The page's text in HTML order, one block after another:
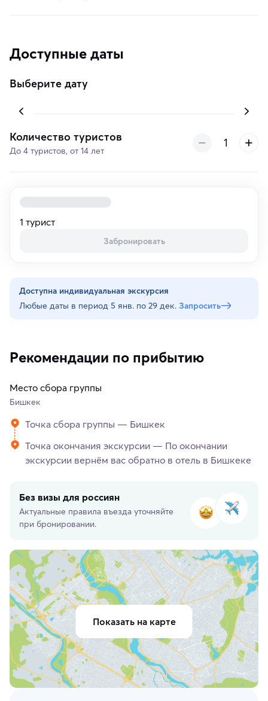
Доступные даты
Выберите дату
Количество туристов
До 4 туристов, от 14 лет
1 турист
Забронировать
Доступна индивидуальная экскурсия
Любые даты в период 5 янв. по 29 дек. Запросить
Рекомендации по прибытию
Место сбора группы
Бишкек
Точка сбора группы — Бишкек
Точка окончания экскурсии — По окончании
экскурсии вернём вас обратно в отель в Бишкеке
Без визы для россиян
Актуальные правила въезда уточняйте
при бронировании.
Показать на карте